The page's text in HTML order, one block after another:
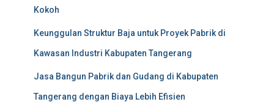
Kokoh
Keunggulan Struktur Baja untuk Proyek Pabrik di
Kawasan Industri Kabupaten Tangerang
Jasa Bangun Pabrik dan Gudang di Kabupaten
Tangerang dengan Biaya Lebih Efisien